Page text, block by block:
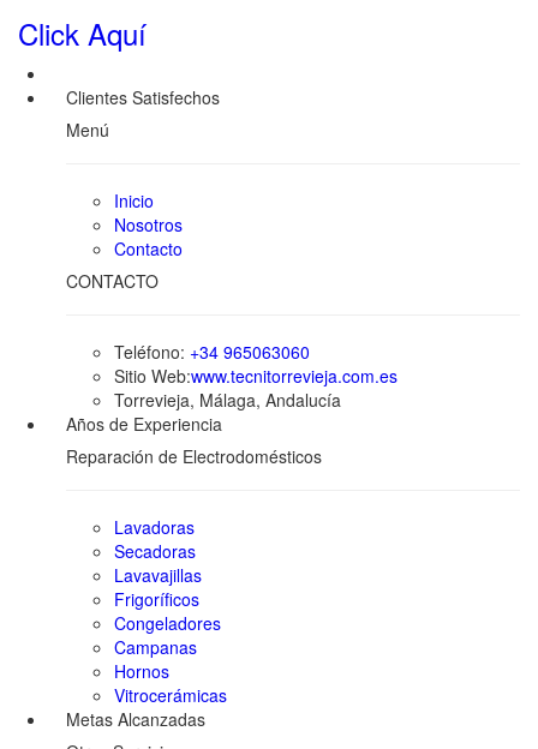
Click Aquí
Clientes Satisfechos
Menú
Inicio
Nosotros
Contacto
CONTACTO
Teléfono: +34 965063060
Sitio Web:www.tecnitorrevieja.com.es
Torrevieja, Málaga, Andalucía
Años de Experiencia
Reparación de Electrodomésticos
Lavadoras
Secadoras
Lavavajillas
Frigoríficos
Congeladores
Campanas
Hornos
Vitrocerámicas
Metas Alcanzadas